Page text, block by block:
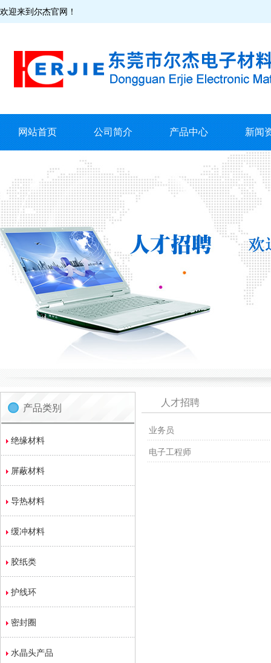
欢迎来到尔杰官网！
网站首页 公司简介 产品中心 新闻
产品类别
绝缘材料
屏蔽材料
导热材料
缓冲材料
胶纸类
护线环
密封圈
水晶头产品
人才招聘
业务员
电子工程师